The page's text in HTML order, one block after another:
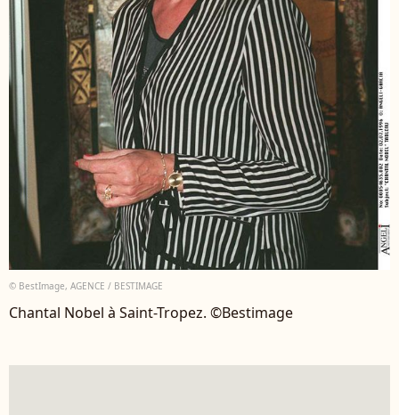
© BestImage, AGENCE / BESTIMAGE
Chantal Nobel à Saint-Tropez. ©Bestimage